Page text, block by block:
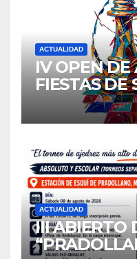
ACTUALIDAD
IV OPEN DE
FIESTAS DE
ACTUALIDAD
III ABIERTO